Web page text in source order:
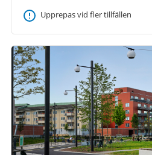
Upprepas vid fler tillfällen